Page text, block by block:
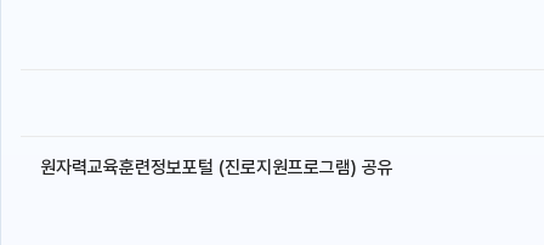
원자력교육훈련정보포털 (진로지원프로그램) 공유